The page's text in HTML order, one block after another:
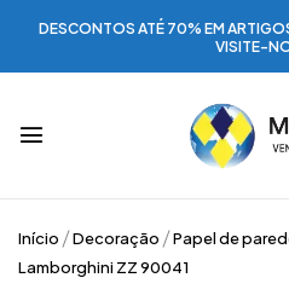
DESCONTOS ATÉ 70% EM
VISITE-
Início Decoração Papel de
Lamborghini ZZ 90041